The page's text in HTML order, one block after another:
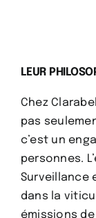
LEUR
Chez
pas
c’est un
personnes.
Surveillance
dans la
émissions